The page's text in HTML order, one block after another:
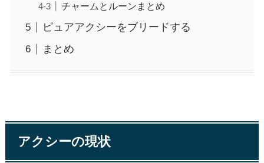
チャームとルーンまとめ
ピュアアクシーをブリードする
まとめ
アクシーの現状